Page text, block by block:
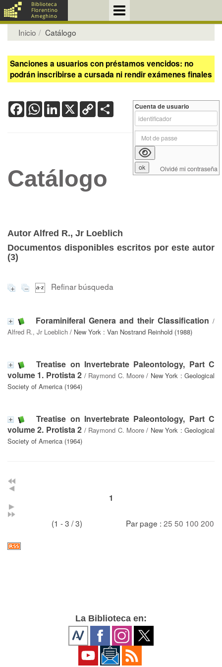
Inicio Catálogo
Sanciones a usuarios con préstamos vencidos: no
podrán inscribirse a cursada ni rendir exámenes finales
FacebookWhatsApp
LinkedIn
X Copy
Link
Catálogo
Autor Alfred R., Jr Loeblich
Documentos disponibles escritos por este autor
(3)
Refinar búsqueda
Foraminiferal Genera and their Classification /
Alfred R., Jr Loeblich / New York : Van Nostrand Reinhold (1988)
Treatise on Invertebrate Paleontology, Part C
volume 1. Protista 2 / Raymond C. Moore/ New York : Geological
Society of America (1964)
Treatise on Invertebrate Paleontology, Part C
volume 2. Protista 2 / Raymond C. Moore/ New York : Geological
Society of America (1964)
1
(1 - 3 / 3) Par page : 25 50 100 200
Cuenta de usuario
Olvidé mi contraseña
La Biblioteca en: